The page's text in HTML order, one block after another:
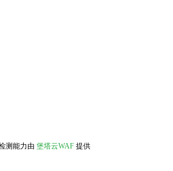
测能力由 堡塔云WAF 提供